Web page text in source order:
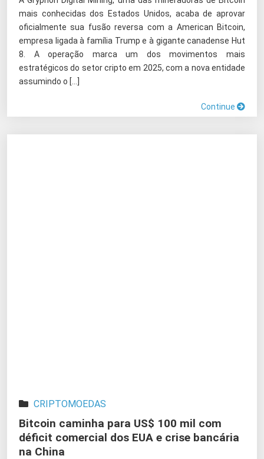
mais conhecidas dos Estados Unidos, acaba de aprovar
oficialmente sua fusão reversa com a American Bitcoin,
empresa ligada à família Trump e à gigante canadense Hut
8. A operação marca um dos movimentos mais
estratégicos do setor cripto em 2025, com a nova entidade
assumindo o […]
Continue
CRIPTOMOEDAS
Bitcoin caminha para US$ 100 mil com
déficit comercial dos EUA e crise bancária
na China